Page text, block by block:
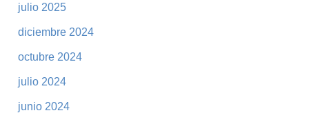
julio 2025
diciembre 2024
octubre 2024
julio 2024
junio 2024